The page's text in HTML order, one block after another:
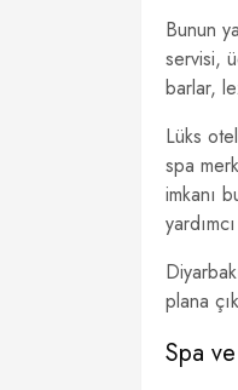
Bunun
servisi,
barlar,
Lüks
spa
imkanı
plana
Spa